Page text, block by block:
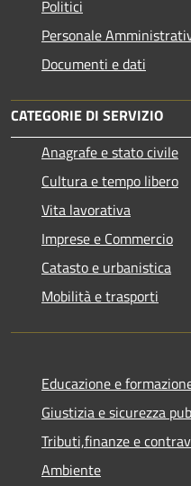
Politici
Personale
Documenti e dati
CATEGORIE DI SERVIZIO
Anagrafe e stato civile
Cultura e tempo libero
Vita lavorativa
Imprese e Commercio
Catasto e urbanistica
Mobilità e trasporti
Educazione e
Giustizia e sicurezza
Tributi,finanze e
Ambiente